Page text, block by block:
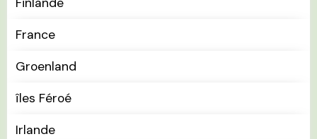
France
Groenland
îles Féroé
Irlande